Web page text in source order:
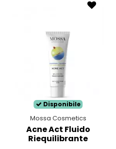
Disponibile
Mossa Cosmetics
Acne Act Fluido
Riequilibrante